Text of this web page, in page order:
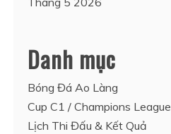
Danh mục
Bóng Đá Ao Làng
Cup C1 / Champions League
Lịch Thi Đấu & Kết Quả